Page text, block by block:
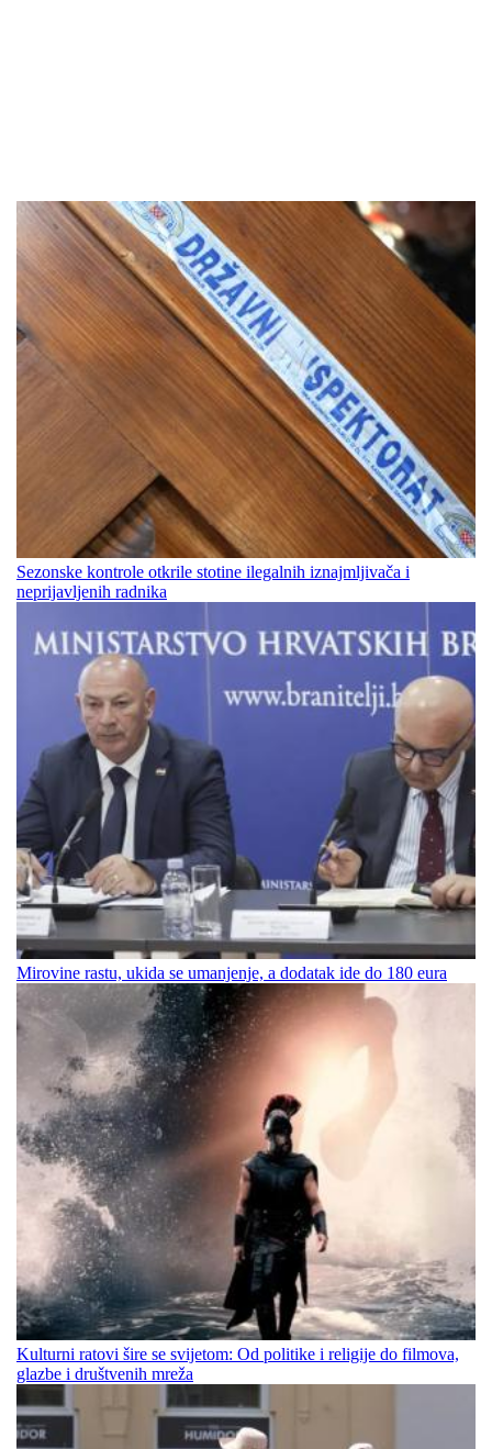
Sezonske kontrole otkrile stotine ilegalnih iznajmljivača i
neprijavljenih radnika
Mirovine rastu, ukida se umanjenje, a dodatak ide do 180 eura
Kulturni ratovi šire se svijetom: Od politike i religije do filmova,
glazbe i društvenih mreža